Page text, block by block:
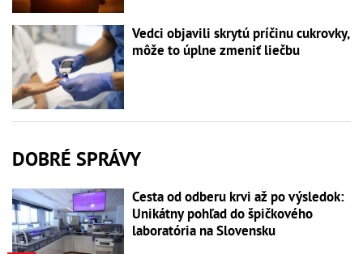
Vedci objavili skrytú príčinu cukrovky,
môže to úplne zmeniť liečbu
DOBRÉ SPRÁVY
Cesta od odberu krvi až po výsledok:
Unikátny pohľad do špičkového
laboratória na Slovensku